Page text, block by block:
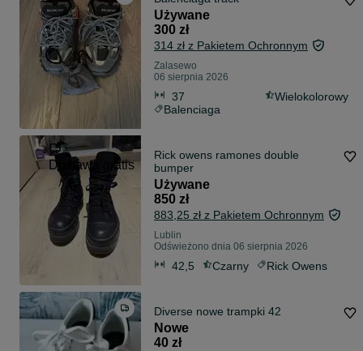
Używane
300 zł
314 zł z Pakietem Ochronnym
Zalasewo
06 sierpnia 2026
37
Wielokolorowy
Balenciaga
Dostawa gratis
Rick owens ramones double
bumper
Używane
850 zł
883,25 zł z Pakietem Ochronnym
Lublin
Odświeżono dnia 06 sierpnia 2026
42,5 Czarny Rick Owens
Diverse nowe trampki 42
Nowe
40 zł